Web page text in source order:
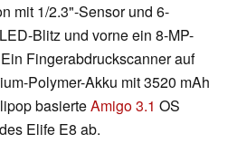
mit 1/2.3"-Sensor und 6-
Blitz und vorne ein 8-MP-
Fingerabdruckscanner auf
Polymer-Akku mit 3520 mAh
basierteAmigo 3.1 OS
Elife E8 ab.